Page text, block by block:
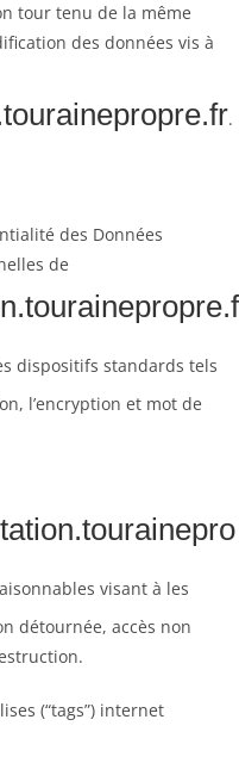
tour tenu de la même
des données vis à
.
des Données
de
dispositifs standards tels
l’encryption et mot de
visant à les
détournée, accès non
(“tags”) internet